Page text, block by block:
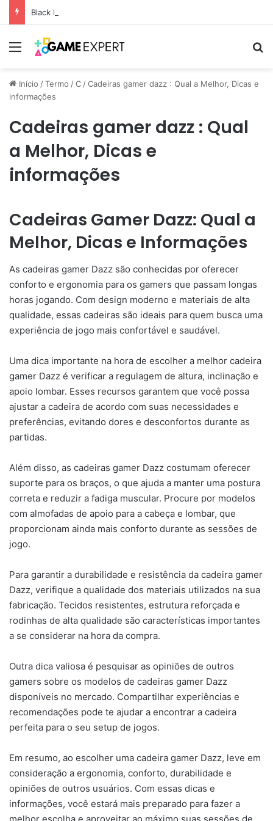
Black Friday: descontos incríveis em eletrônicos
Menu
Início /Termo /C /Cadeiras gamer dazz : Qual a Melhor, Dicas e
informações
Cadeiras gamer dazz : Qual
a Melhor, Dicas e
informações
Cadeiras Gamer Dazz: Qual a
Melhor, Dicas e Informações
As cadeiras gamer Dazz são conhecidas por oferecer
conforto e ergonomia para os gamers que passam longas
horas jogando. Com design moderno e materiais de alta
qualidade, essas cadeiras são ideais para quem busca uma
experiência de jogo mais confortável e saudável.
Uma dica importante na hora de escolher a melhor cadeira
gamer Dazz é verificar a regulagem de altura, inclinação e
apoio lombar. Esses recursos garantem que você possa
ajustar a cadeira de acordo com suas necessidades e
preferências, evitando dores e desconfortos durante as
partidas.
Além disso, as cadeiras gamer Dazz costumam oferecer
suporte para os braços, o que ajuda a manter uma postura
correta e reduzir a fadiga muscular. Procure por modelos
com almofadas de apoio para a cabeça e lombar, que
proporcionam ainda mais conforto durante as sessões de
jogo.
Para garantir a durabilidade e resistência da cadeira gamer
Dazz, verifique a qualidade dos materiais utilizados na sua
fabricação. Tecidos resistentes, estrutura reforçada e
rodinhas de alta qualidade são características importantes
a se considerar na hora da compra.
Outra dica valiosa é pesquisar as opiniões de outros
gamers sobre os modelos de cadeiras gamer Dazz
disponíveis no mercado. Compartilhar experiências e
recomendações pode te ajudar a encontrar a cadeira
perfeita para o seu setup de jogos.
Em resumo, ao escolher uma cadeira gamer Dazz, leve em
consideração a ergonomia, conforto, durabilidade e
opiniões de outros usuários. Com essas dicas e
informações, você estará mais preparado para fazer a